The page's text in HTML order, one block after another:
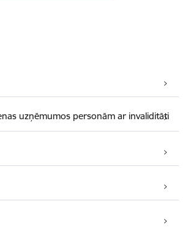
uzņēmumos personām ar invaliditāti